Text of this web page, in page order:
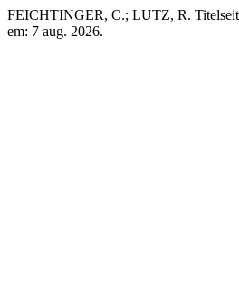
FEICHTINGER, C.; LUTZ, R.
em: 7 aug. 2026.